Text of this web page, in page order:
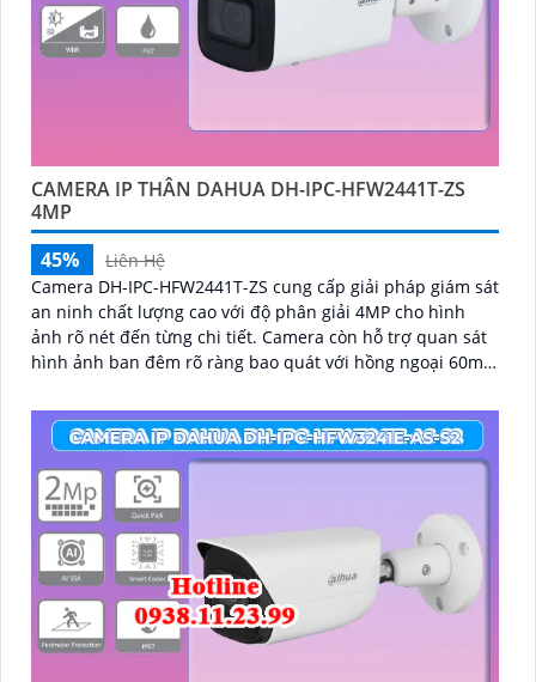
CAMERA IP THÂN DAHUA DH-IPC-HFW2441T-ZS
4MP
45%
Liên Hệ
Camera DH-IPC-HFW2441T-ZS cung cấp giải pháp giám sát
an ninh chất lượng cao với độ phân giải 4MP cho hình
ảnh rõ nét đến từng chi tiết. Camera còn hỗ trợ quan sát
hình ảnh ban đêm rõ ràng bao quát với hồng ngoại 60m,
con người và phương tiện